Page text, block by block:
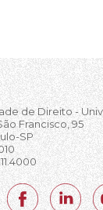
de Direito -
Francisco, 95
SP